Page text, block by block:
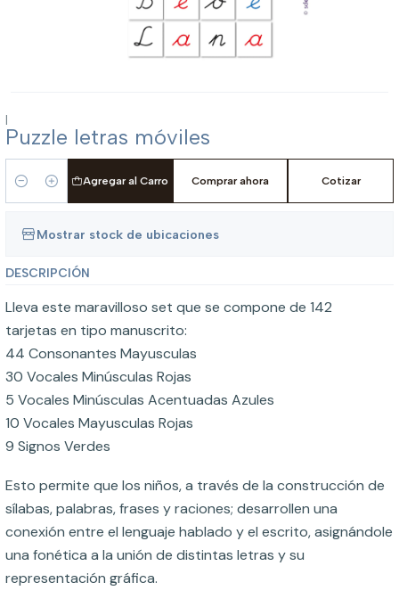
|
Puzzle letras móviles
Cantidad
Agregar al Carro Comprar ahora Cotizar
Mostrar stock de ubicaciones
DESCRIPCIÓN
Lleva este maravilloso set que se compone de 142
tarjetas en tipo manuscrito:
44 Consonantes Mayusculas
30 Vocales Minúsculas Rojas
5 Vocales Minúsculas Acentuadas Azules
10 Vocales Mayusculas Rojas
9 Signos Verdes
Esto permite que los niños, a través de la construcción de
sílabas, palabras, frases y raciones; desarrollen una
conexión entre el lenguaje hablado y el escrito, asignándole
una fonética a la unión de distintas letras y su
representación gráfica.